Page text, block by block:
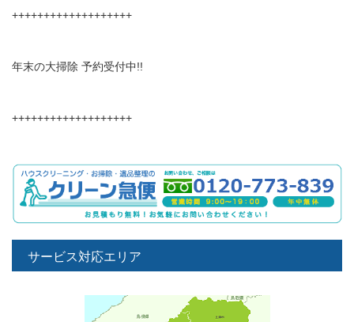
+++++++++++++++++++
年末の大掃除 予約受付中!!
+++++++++++++++++++
サービス対応エリア